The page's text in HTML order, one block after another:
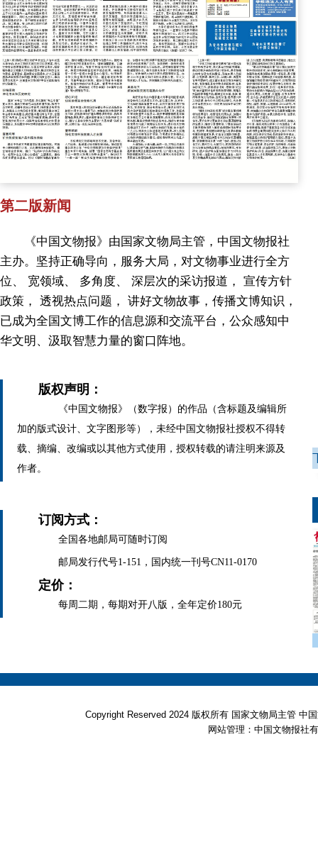
第二版新闻
《中国文物报》由国家文物局主管，中国文物报社
主办。坚持正确导向，服务大局，对文物事业进行全方
位、 宽领域、 多角度、 深层次的采访报道， 宣传方针
政策， 透视热点问题， 讲好文物故事，传播文博知识，
已成为全国文博工作的信息源和交流平台，公众感知中
华文明、汲取智慧力量的窗口阵地。
版权声明：
《中国文物报》（数字报）的作品（含标题及编辑所
加的版式设计、文字图形等），未经中国文物报社授权不得转
载、摘编、改编或以其他方式使用，授权转载的请注明来源及
作者。
订阅方式：
全国各地邮局可随时订阅
邮局发行代号1-151，国内统一刊号CN11-0170
定价：
每周二期，每期对开八版，全年定价180元
Copyright Reserved 2024 版权所有 国家文物局主管
网站管理：中国文物报社